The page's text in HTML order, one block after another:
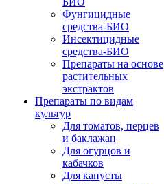
Фунгицидные
средства-БИО
Инсектицидные
средства-БИО
Препараты на основе
растительных
экстрактов
Препараты по видам
культур
Для томатов, перцев
и баклажан
Для огурцов и
кабачков
Для капусты